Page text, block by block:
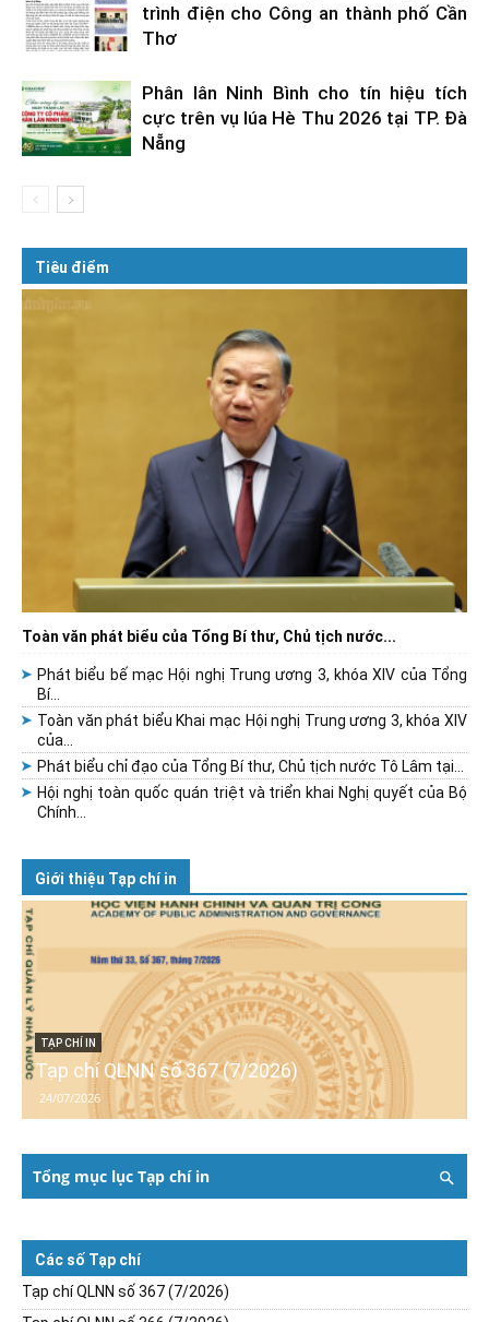
trình điện cho Công an thành phố Cần
Thơ
Phân lân Ninh Bình cho tín hiệu tích
cực trên vụ lúa Hè Thu 2026 tại TP. Đà
Nẵng
Tiêu điểm
Toàn văn phát biểu của Tổng Bí thư, Chủ tịch nước...
Phát biểu bế mạc Hội nghị Trung ương 3, khóa XIV của Tổng
Bí...
Toàn văn phát biểu Khai mạc Hội nghị Trung ương 3, khóa XIV
của...
Phát biểu chỉ đạo của Tổng Bí thư, Chủ tịch nước Tô Lâm tại...
Hội nghị toàn quốc quán triệt và triển khai Nghị quyết của Bộ
Chính...
Giới thiệu Tạp chí in
TẠP CHÍ IN
Tạp chí QLNN số 367 (7/2026)
24/07/2026
Tổng mục lục Tạp chí in
Các số Tạp chí
Tạp chí QLNN số 367 (7/2026)